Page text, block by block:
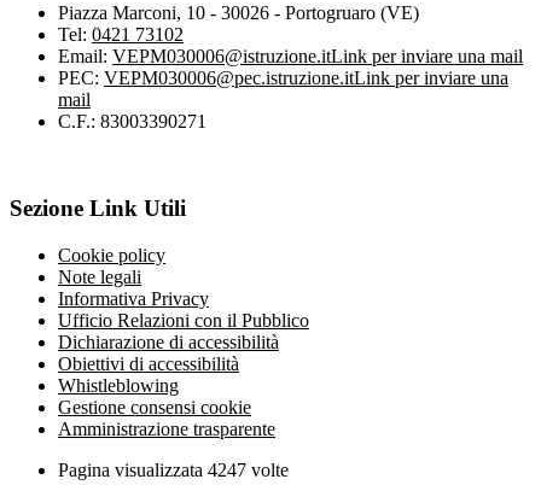
Piazza Marconi, 10 - 30026 - Portogruaro (VE)
Tel: 0421 73102
Email: VEPM030006@istruzione.itLink per inviare una mail
PEC: VEPM030006@pec.istruzione.itLink per inviare una
mail
C.F.: 83003390271
Sezione Link Utili
Cookie policy
Note legali
Informativa Privacy
Ufficio Relazioni con il Pubblico
Dichiarazione di accessibilità
Obiettivi di accessibilità
Whistleblowing
Gestione consensi cookie
Amministrazione trasparente
Pagina visualizzata 4247 volte